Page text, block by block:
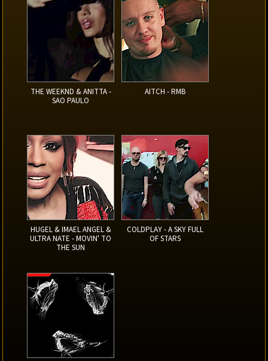
THE WEEKND & ANITTA -
SAO PAULO
AITCH - RMB
HUGEL & IMAEL ANGEL &
ULTRA NATE - MOVIN' TO
THE SUN
COLDPLAY - A SKY FULL
OF STARS